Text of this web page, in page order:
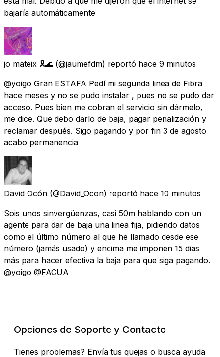
bajaría automáticamente
jo mateix 🎗🌊 (@jaumefdm) reportó hace 9 minutos
@yoigo Gran ESTAFA Pedí mi segunda linea de Fibra
hace meses y no se pudo instalar , pues no se pudo dar
acceso. Pues bien me cobran el servicio sin dármelo,
me dice. Que debo darlo de baja, pagar penalización y
reclamar después. Sigo pagando y por fin 3 de agosto
acabo permanencia
David Ocón (@David_Ocon) reportó hace 10 minutos
Sois unos sinvergüenzas, casi 50m hablando con un
agente para dar de baja una linea fija, pidiendo datos
como el último número al que he llamado desde ese
número (jamás usado) y encima me imponen 15 dias
más para hacer efectiva la baja para que siga pagando.
@yoigo @FACUA
Opciones de Soporte y Contacto
Tienes problemas? Envía tus quejas o busca ayuda